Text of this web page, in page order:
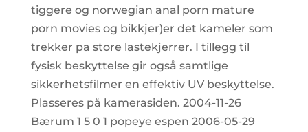
tiggere og norwegian anal porn mature
porn movies og bikkjer)er det kameler som
trekker pa store lastekjerrer. I tillegg til
fysisk beskyttelse gir også samtlige
sikkerhetsfilmer en effektiv UV beskyttelse.
Plasseres på kamerasiden. 2004-11-26
Bærum 1 5 0 1 popeye espen 2006-05-29